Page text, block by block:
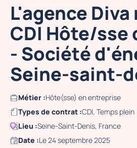
L'agence
CDI Hôte/sse
- Société
Seine-saint-
Métier :Hôte(sse) en entreprise
Types de contrat :CDI, Temps plein
Lieu :Seine-Saint-Denis, France
Date :Le 24 septembre 2025